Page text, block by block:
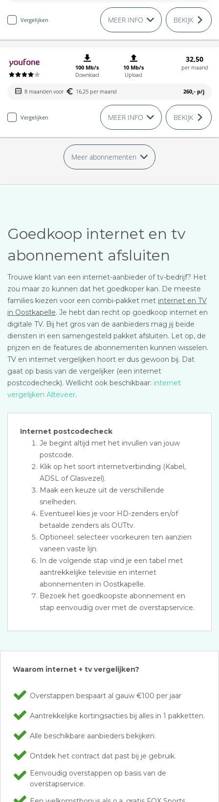
Vergelijken MEER INFO BEKIJK
100 Mb/s
Download
10 Mb/s
Upload
32,50
per maand
8 maanden voor 16,25 per maand 260,- p/j
Vergelijken MEER INFO BEKIJK
Meer abonnementen
Goedkoop internet en tv
abonnement afsluiten
Trouwe klant van een internet-aanbieder of tv-bedrijf? Het
zou maar zo kunnen dat het goedkoper kan. De meeste
families kiezen voor een combi-pakket met internet en TV
in Oostkapelle. Je hebt dan recht op goedkoop internet en
digitale TV. Bij het gros van de aanbieders mag jij beide
diensten in een samengesteld pakket afsluiten. Let op, de
prijzen en de features de abonnementen kunnen wisselen.
TV en internet vergelijken hoort er dus gewoon bij. Dat
gaat op basis van de vergelijker (een internet
postcodecheck). Wellicht ook beschikbaar: internet
vergelijken Alteveer.
Internet postcodecheck
Je begint altijd met het invullen van jouw
postcode.
Klik op het soort internetverbinding (Kabel,
ADSL of Glasvezel).
Maak een keuze uit de verschillende
snelheden.
Eventueel kies je voor HD-zenders en/of
betaalde zenders als OUTtv.
Optioneel: selecteer voorkeuren ten aanzien
vaneen vaste lijn.
In de volgende stap vind je een tabel met
aantrekkelijke televisie en internet
abonnementen in Oostkapelle.
Bezoek het goedkoopste abonnement en
stap eenvoudig over met de overstapservice.
Waarom internet + tv vergelijken?
Overstappen bespaart al gauw €100 per jaar
Aantrekkelijke kortingsacties bij alles in 1 pakketten.
Alle beschikbare aanbieders bekijken.
Ontdek het contract dat past bij je gebruik.
Eenvoudig overstappen op basis van de
overstapservice.